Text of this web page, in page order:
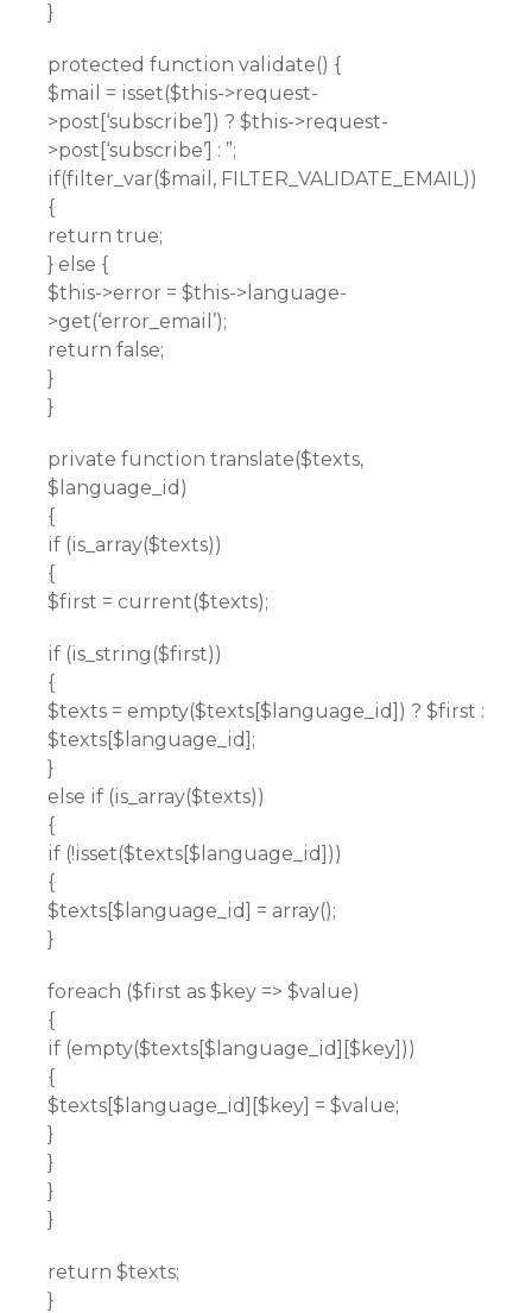
}
protected function validate() {
$mail = isset($this->request-
>post[‘subscribe’]) ? $this->request-
>post[‘subscribe’] : ”;
if(filter_var($mail, FILTER_VALIDATE_EMAIL))
{
return true;
} else {
$this->error = $this->language-
>get(‘error_email’);
return false;
}
}
private function translate($texts,
$language_id)
{
if (is_array($texts))
{
$first = current($texts);
if (is_string($first))
{
$texts = empty($texts[$language_id]) ? $first :
$texts[$language_id];
}
else if (is_array($texts))
{
if (!isset($texts[$language_id]))
{
$texts[$language_id] = array();
}
foreach ($first as $key => $value)
{
if (empty($texts[$language_id][$key]))
{
$texts[$language_id][$key] = $value;
}
}
}
}
return $texts;
}